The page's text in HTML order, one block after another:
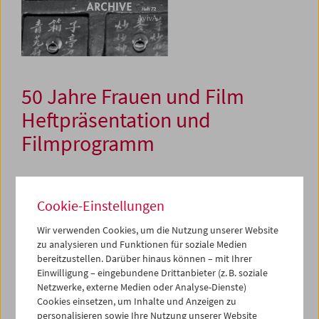
50 Jahre Frauen und Film
Heftpräsentation und
Filmprogramm
Die Zeitschrift Frauen und Film wurde 1974 gegründet, als
mit der neuen Frauenbewegung ein verändertes
Verhältnis zu Filmpraxis, -kritik, und -politik einherging
und sich somit der Blick auf die Massenmedien schärfte.
"der sexismus zeigt sich am augenfälligsten und
beweisbarsten am ergebnis: der abwesenheit der frauen
aus dem beruf", schrieb Helke Sander, Gründerin der
Cookie-Einstellungen
Wir verwenden Cookies, um die Nutzung unserer Website
zu analysieren und Funktionen für soziale Medien
bereitzustellen. Darüber hinaus können – mit Ihrer
Einwilligung – eingebundene Drittanbieter (z. B. soziale
Netzwerke, externe Medien oder Analyse-Dienste)
Cookies einsetzen, um Inhalte und Anzeigen zu
personalisieren sowie Ihre Nutzung unserer Website